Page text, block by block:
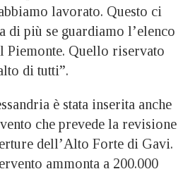
lavorato. Questo ci
di più se guardiamo l’elenco
Piemonte. Quello riservato
di tutti”.
è stata inserita anche
che prevede la revisione
dell’Alto Forte di Gavi.
ammonta a 200.000